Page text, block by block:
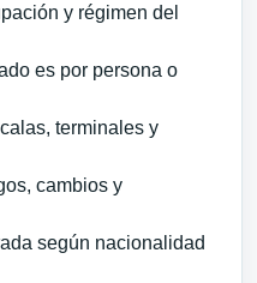
y régimen del
es por persona o
terminales y
cambios y
según nacionalidad